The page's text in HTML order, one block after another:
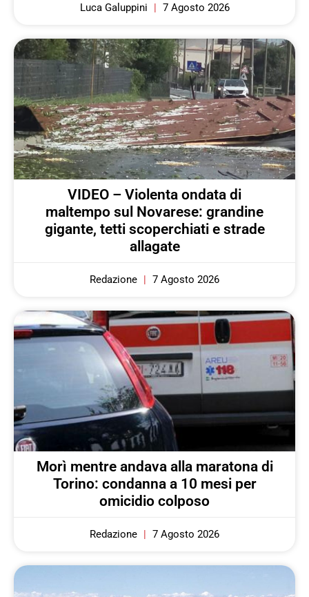
Luca Galuppini 7 Agosto 2026
VIDEO – Violenta ondata di
maltempo sul Novarese: grandine
gigante, tetti scoperchiati e strade
allagate
Redazione 7 Agosto 2026
Morì mentre andava alla maratona di
Torino: condanna a 10 mesi per
omicidio colposo
Redazione 7 Agosto 2026